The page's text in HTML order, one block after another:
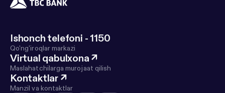
Ishonch telefoni - 1150
Qo'ng'iroqlar markazi
Virtual qabulxona ↗
Maslahatchilarga murojaat qilish
Kontaktlar ↗
Manzil va kontaktlar